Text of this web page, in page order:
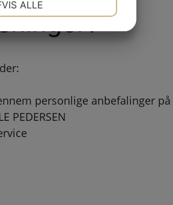
personlige anbefalinger
PEDERSEN
ALLE